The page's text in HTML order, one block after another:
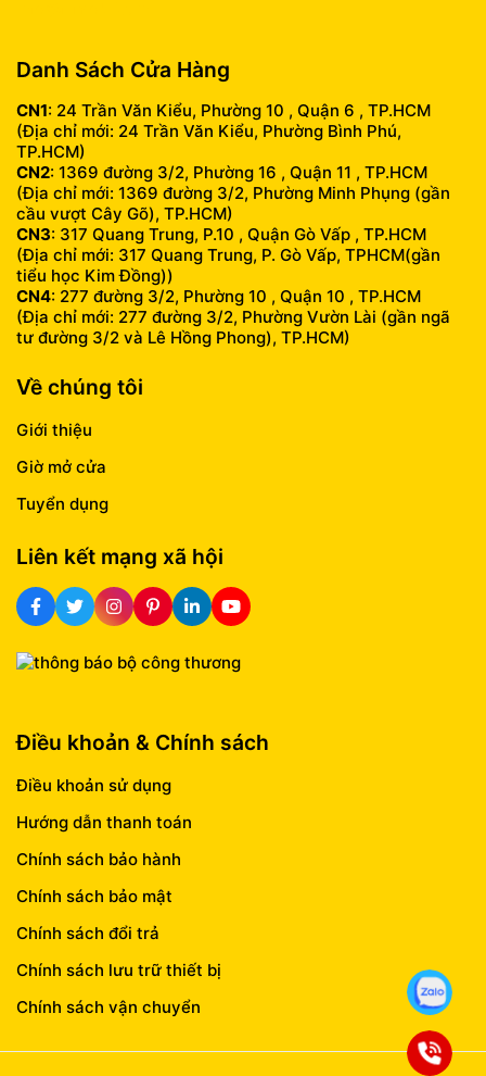
Danh Sách Cửa Hàng
CN1: 24 Trần Văn Kiểu, Phường 10 , Quận 6 , TP.HCM
(Địa chỉ mới: 24 Trần Văn Kiểu, Phường Bình Phú,
TP.HCM)
CN2: 1369 đường 3/2, Phường 16 , Quận 11 , TP.HCM
(Địa chỉ mới: 1369 đường 3/2, Phường Minh Phụng (gần
cầu vượt Cây Gõ), TP.HCM)
CN3: 317 Quang Trung, P.10 , Quận Gò Vấp , TP.HCM
(Địa chỉ mới: 317 Quang Trung, P. Gò Vấp, TPHCM(gần
tiểu học Kim Đồng))
CN4: 277 đường 3/2, Phường 10 , Quận 10 , TP.HCM
(Địa chỉ mới: 277 đường 3/2, Phường Vườn Lài (gần ngã
tư đường 3/2 và Lê Hồng Phong), TP.HCM)
Về chúng tôi
Giới thiệu
Giờ mở cửa
Tuyển dụng
Liên kết mạng xã hội
Điều khoản & Chính sách
Điều khoản sử dụng
Hướng dẫn thanh toán
Chính sách bảo hành
Chính sách bảo mật
Chính sách đổi trả
Chính sách lưu trữ thiết bị
Chính sách vận chuyển